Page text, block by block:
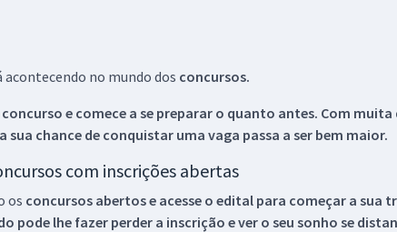
acontecendo no mundo dos concursos.
e comece a se preparar o quanto antes. Com
sua chance de conquistar uma vaga passa a ser bem maior.
com inscrições abertas
os concursos abertos e acesse o edital para começar a
pode lhe fazer perder a inscrição e ver o seu sonho se